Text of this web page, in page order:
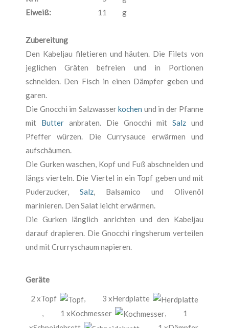
Eiweiß:
11 g
Zubereitung
Den Kabeljau filetieren und häuten. Die Filets von
jeglichen Gräten befreien und in Portionen
schneiden. Den Fisch in einen Dämpfer geben und
garen.
Die Gnocchi im Salzwasserkochen und in der Pfanne
mit Butter anbraten. Die Gnocchi mit Salz und
Pfeffer würzen. Die Currysauce erwärmen und
aufschäumen.
Die Gurken waschen, Kopf und Fuß abschneiden und
längs vierteln. Die Viertel in ein Topf geben und mit
Puderzucker, Salz, Balsamico und Olivenöl
marinieren. Den Salat leicht erwärmen.
Die Gurken länglich anrichten und den Kabeljau
darauf drapieren. Die Gnocchi ringsherum verteilen
und mit Crurryschaum napieren.
Geräte
2 xTopf ,
3 xHerdplatte
,
1 xKochmesser ,
1